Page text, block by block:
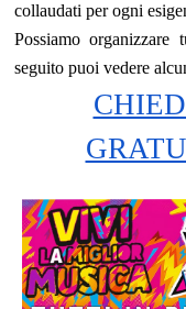
collaudati per ogni
Possiamo
seguito puoi vedere